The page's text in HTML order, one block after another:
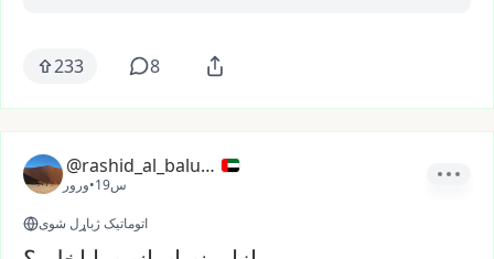
233 8
@rashid_al_balushi
ورور• 19س
اتوماتیک ژباړل شوی